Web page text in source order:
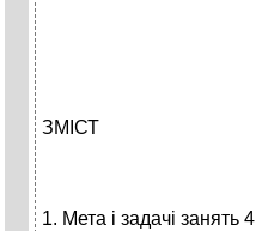
ЗМІСТ
1. Мета і задачі занять 4